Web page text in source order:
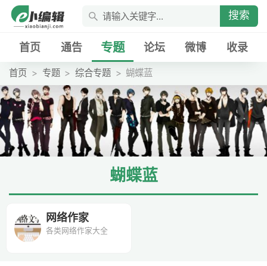
搜索
首页 通告 专题 论坛 微博 收录
首页 专题 综合专题 蝴蝶蓝
蝴蝶蓝
网络作家
各类网络作家大全